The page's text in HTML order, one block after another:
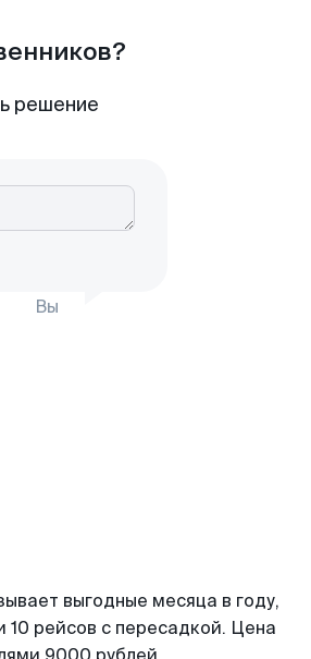
решение
Вы
выгодные месяца в году,
рейсов с пересадкой. Цена